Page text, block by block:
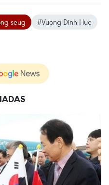
seug #Vuong Dinh Hue